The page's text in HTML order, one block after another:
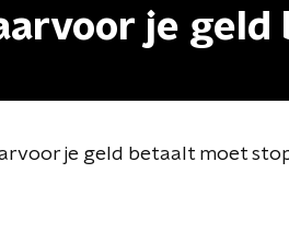
je
je geld betaalt moet